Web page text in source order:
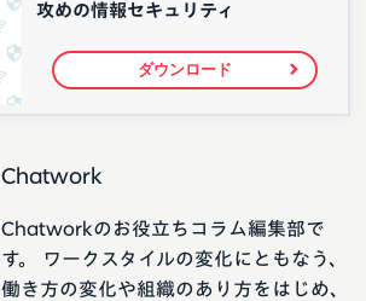
攻めの情報セキュリティ
ダウンロード
Chatwork
Chatworkのお役立ちコラム編集部で
す。 ワークスタイルの変化にともなう、
働き方の変化や組織のあり方をはじめ、